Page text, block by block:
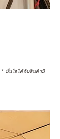
* มั่นใจได้กับสินค้ามี